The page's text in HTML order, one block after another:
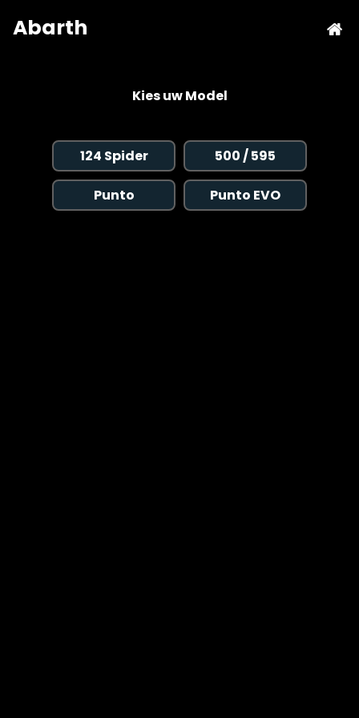
Kies uw Model
124 Spider 500 / 595
Punto Punto EVO